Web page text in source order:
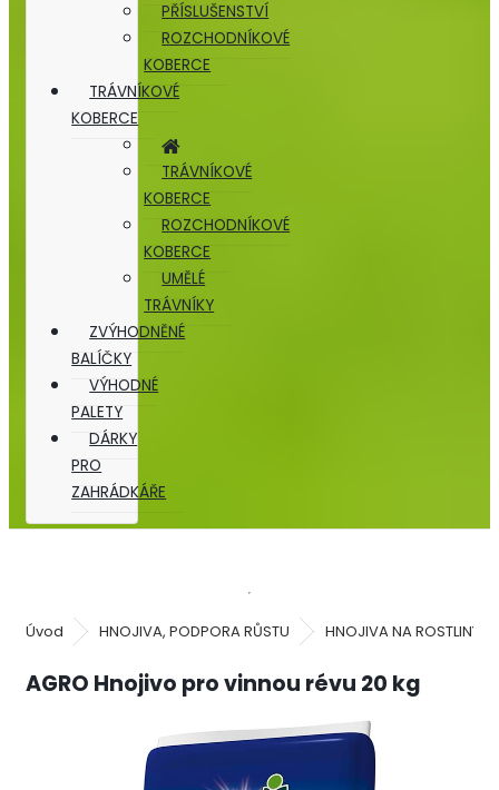
PŘÍSLUŠENSTVÍ
ROZCHODNÍKOVÉ
KOBERCE
TRÁVNÍKOVÉ
KOBERCE
TRÁVNÍKOVÉ
KOBERCE
ROZCHODNÍKOVÉ
KOBERCE
UMĚLÉ
TRÁVNÍKY
ZVÝHODNĚNÉ
BALÍČKY
VÝHODNÉ
PALETY
DÁRKY
PRO
ZAHRÁDKÁŘE
Úvod HNOJIVA, PODPORA RŮSTU HNOJIVA NA ROSTLINY
AGRO Hnojivo pro vinnou révu 20 kg